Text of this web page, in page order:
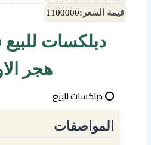
قيمة السعر:1100000
دبلكسات
هجر
⭕ دبلكسات للبيع
المواصفات